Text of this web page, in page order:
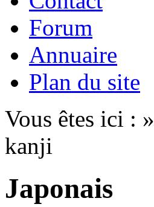
Forum
Annuaire
Plan du site
Vous êtes ici : »
kanji
Japonais